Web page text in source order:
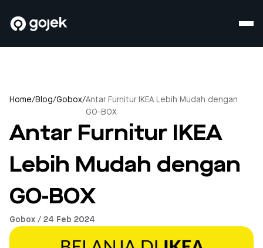
Home/Blog/Gobox/Antar Furnitur IKEA Lebih Mudah dengan
GO-BOX
Antar Furnitur IKEA
Lebih Mudah dengan
GO-BOX
Gobox / 24 Feb 2024